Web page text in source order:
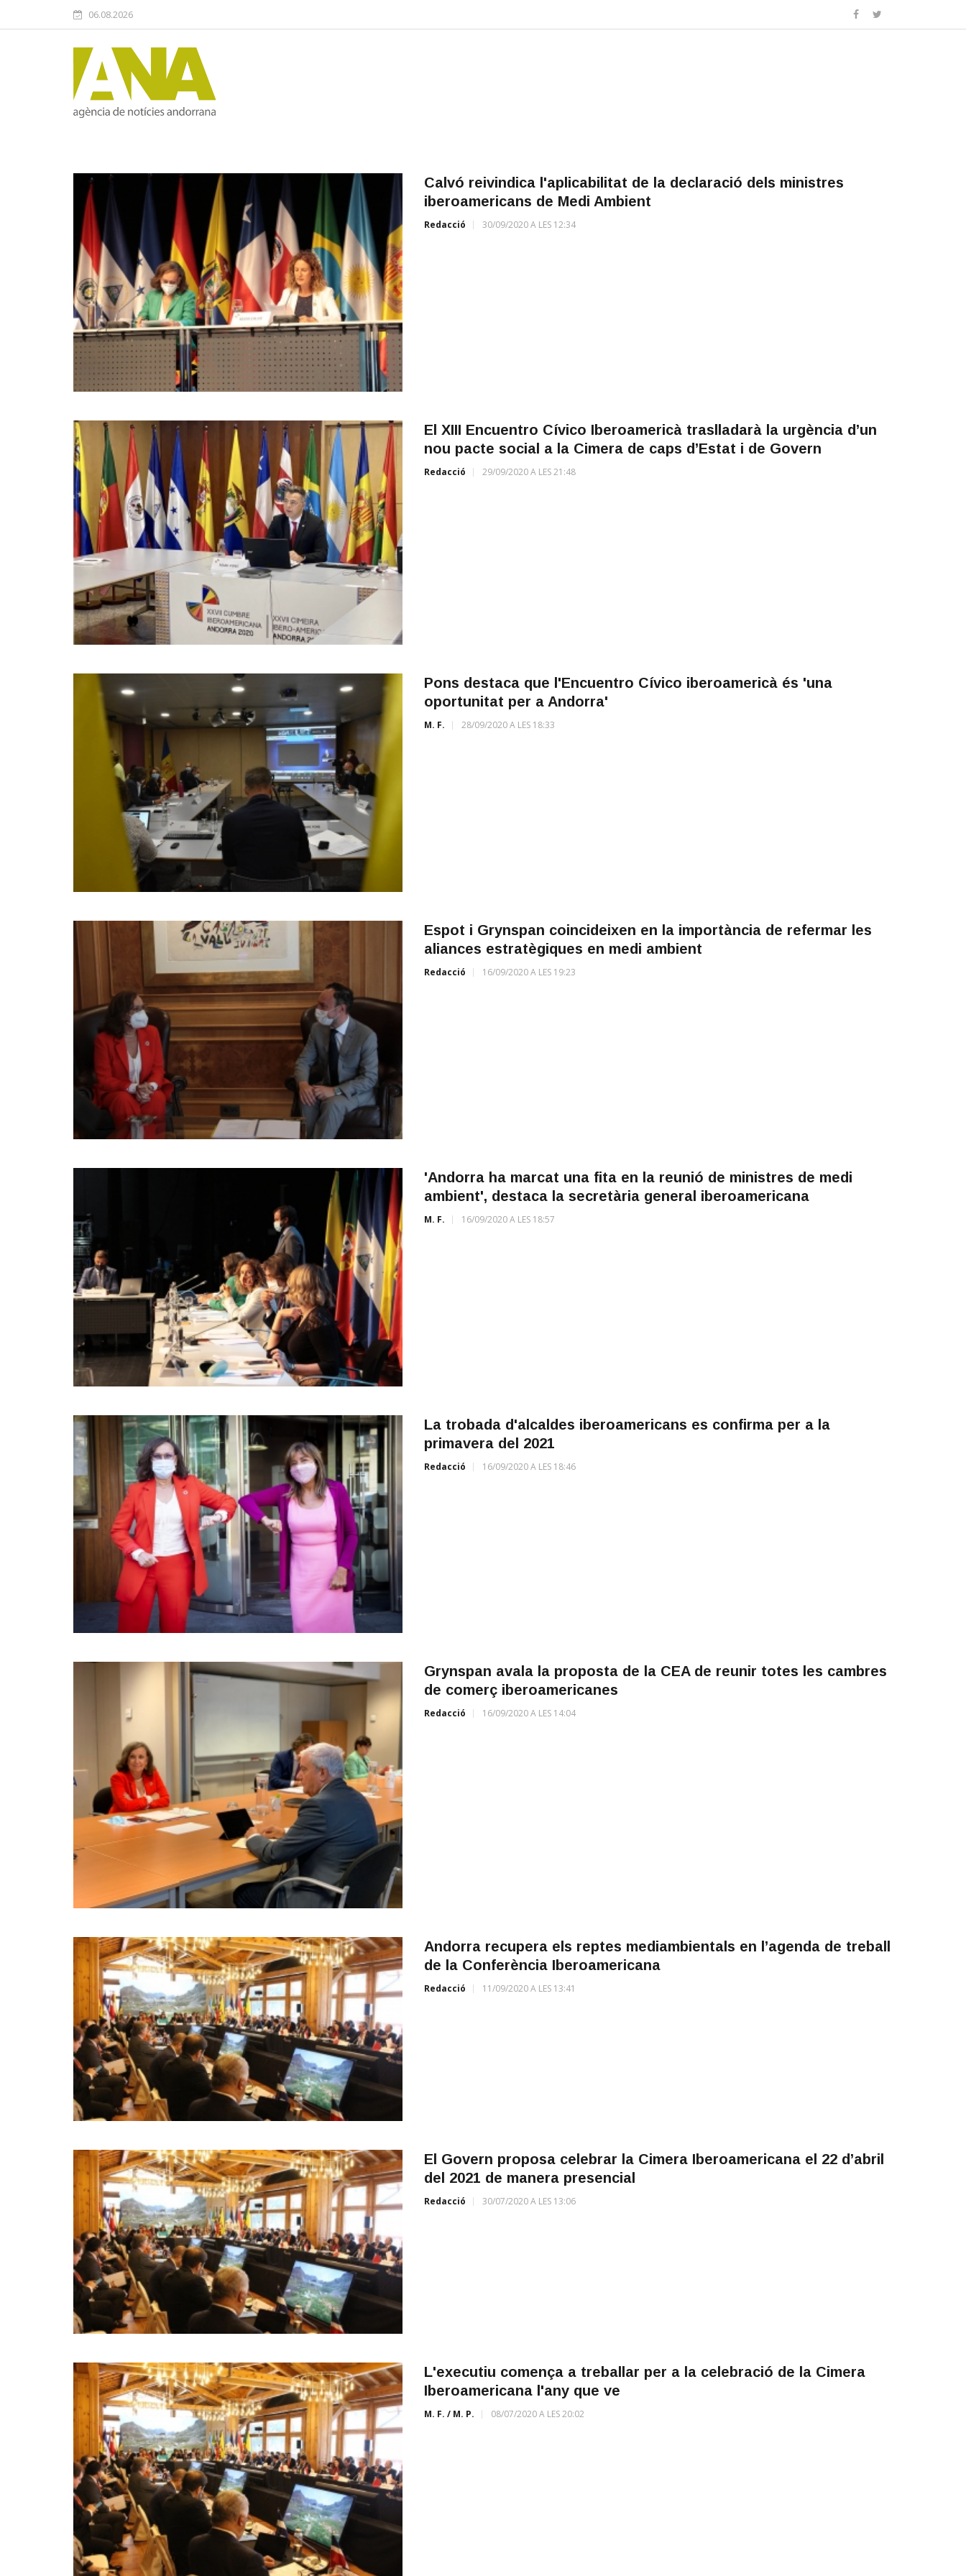
06.08.2026
Calvó reivindica l'aplicabilitat de la declaració dels ministres
iberoamericans de Medi Ambient
Redacció 30/09/2020 A LES 12:34
El XIII Encuentro Cívico Iberoamericà traslladarà la urgència d’un
nou pacte social a la Cimera de caps d’Estat i de Govern
Redacció 29/09/2020 A LES 21:48
Pons destaca que l'Encuentro Cívico iberoamericà és 'una
oportunitat per a Andorra'
M. F. 28/09/2020 A LES 18:33
Espot i Grynspan coincideixen en la importància de refermar les
aliances estratègiques en medi ambient
Redacció 16/09/2020 A LES 19:23
'Andorra ha marcat una fita en la reunió de ministres de medi
ambient', destaca la secretària general iberoamericana
M. F. 16/09/2020 A LES 18:57
La trobada d'alcaldes iberoamericans es confirma per a la
primavera del 2021
Redacció 16/09/2020 A LES 18:46
Grynspan avala la proposta de la CEA de reunir totes les cambres
de comerç iberoamericanes
Redacció 16/09/2020 A LES 14:04
Andorra recupera els reptes mediambientals en l’agenda de treball
de la Conferència Iberoamericana
Redacció 11/09/2020 A LES 13:41
El Govern proposa celebrar la Cimera Iberoamericana el 22 d’abril
del 2021 de manera presencial
Redacció 30/07/2020 A LES 13:06
L'executiu comença a treballar per a la celebració de la Cimera
Iberoamericana l'any que ve
M. F. / M. P. 08/07/2020 A LES 20:02